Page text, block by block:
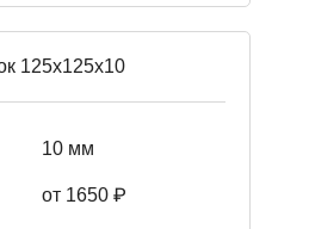
125х125х10
10 мм
от 1650 ₽